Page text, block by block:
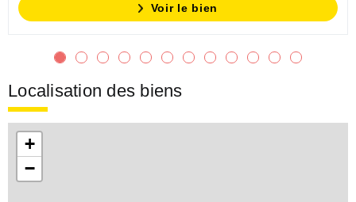
Voir le bien
Localisation des biens
+
−